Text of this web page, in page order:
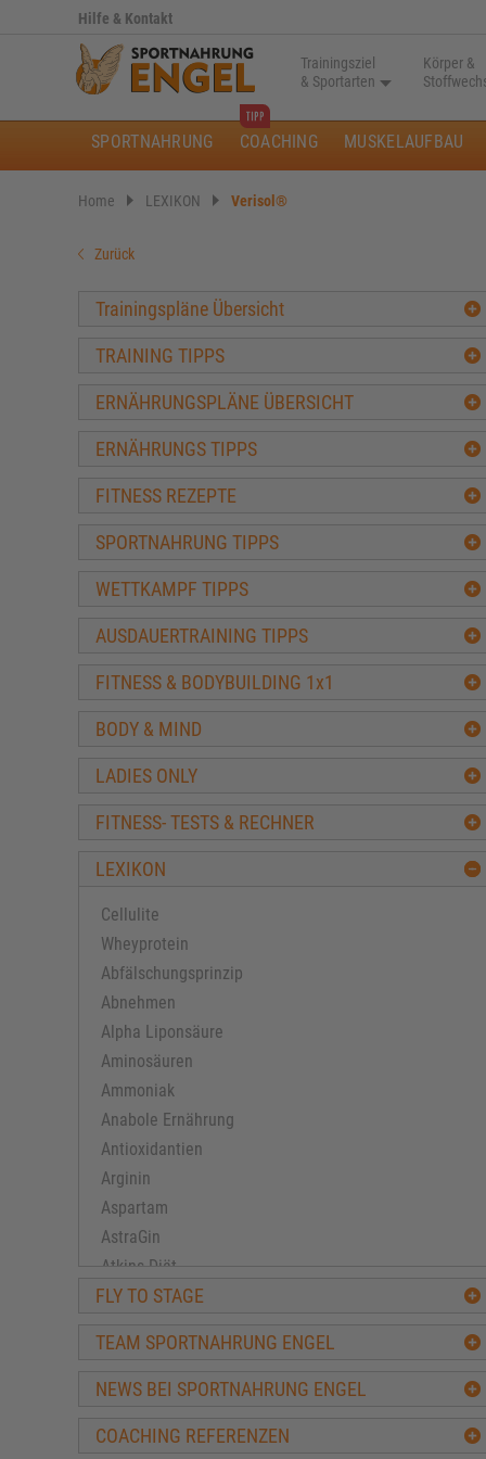
Hilfe & Kontakt
Trainingsziel
& Sportarten
Körper &
SPORTNAHRUNG COACHING MUSKELAUFBAU
Home LEXIKON Verisol®
Zurück
Trainingspläne Übersicht
TRAINING TIPPS
ERNÄHRUNGSPLÄNE ÜBERSICHT
ERNÄHRUNGS TIPPS
FITNESS REZEPTE
SPORTNAHRUNG TIPPS
WETTKAMPF TIPPS
AUSDAUERTRAINING TIPPS
FITNESS & BODYBUILDING 1x1
BODY & MIND
LADIES ONLY
FITNESS- TESTS & RECHNER
LEXIKON
Cellulite
Wheyprotein
Abfälschungsprinzip
Abnehmen
Alpha Liponsäure
Aminosäuren
Ammoniak
Anabole Ernährung
Antioxidantien
Arginin
Aspartam
AstraGin
Atkins Diät
Ausdauertraining
Bacillus subtilis
Ballaststoffe
Beta-Alanin
FLY TO STAGE
TEAM SPORTNAHRUNG ENGEL
NEWS BEI SPORTNAHRUNG ENGEL
COACHING REFERENZEN